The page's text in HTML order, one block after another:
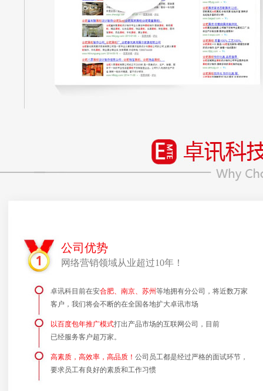
公司优势
网络营销领域从业超过10年！
卓讯科目前在安合肥、南京、苏州等地拥有分公司，将近数万家
客户，我们将会不断的在全国各地扩大卓讯市场
以百度包年推广模式打出产品市场的互联网公司，目前
已经服务客户超万家。
高素质，高效率，高品质！ 公司员工都是经过严格的面试环节，
要求员工有良好的素质和工作习惯